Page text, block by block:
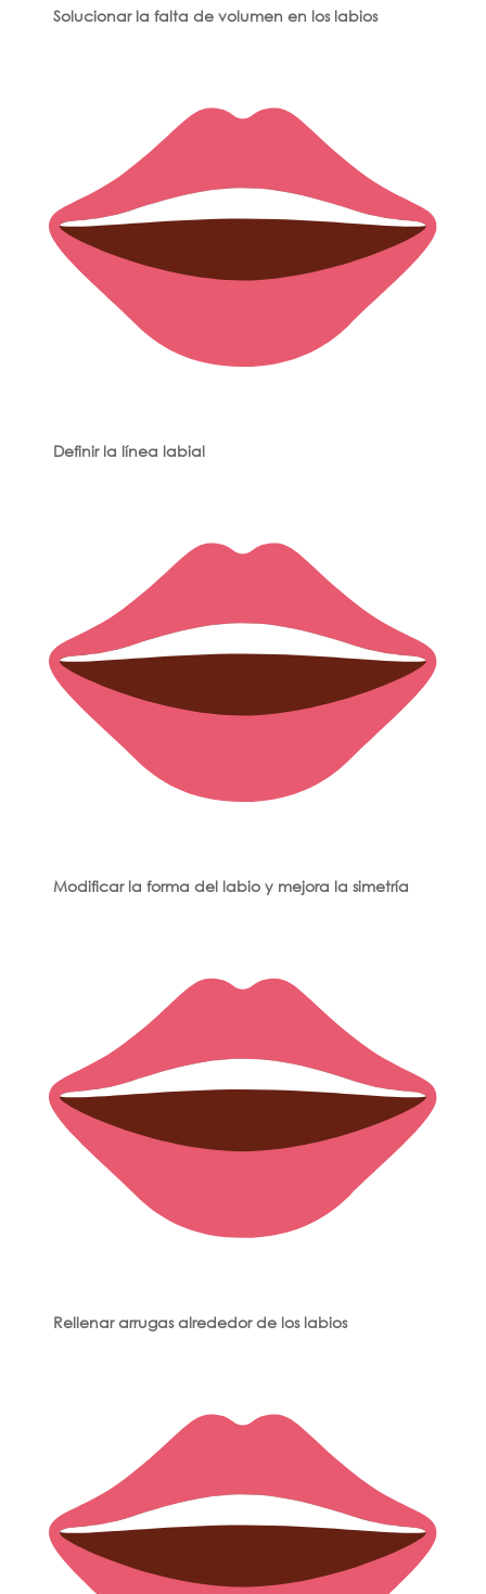
Solucionar la falta de volumen en los labios
Definir la línea labial
Modificar la forma del labio y mejora la simetría
Rellenar arrugas alrededor de los labios